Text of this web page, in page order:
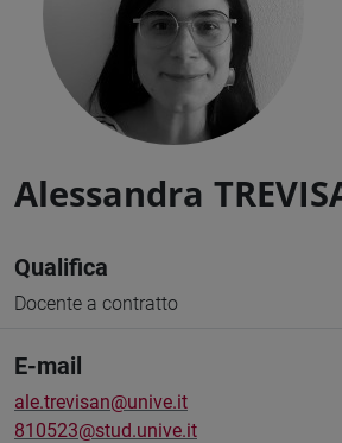
Alessandra
Qualifica
Docente a contratto
E-mail
ale.trevisan@unive.it
810523@stud.unive.it